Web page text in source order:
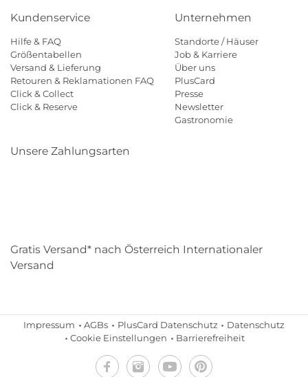
Kundenservice
Hilfe & FAQ
Größentabellen
Versand & Lieferung
Retouren & Reklamationen FAQ
Click & Collect
Click & Reserve
Unternehmen
Standorte / Häuser
Job & Karriere
Über uns
PlusCard
Presse
Newsletter
Gastronomie
Unsere Zahlungsarten
Gratis Versand* nach Österreich Internationaler
Versand
Impressum AGBs PlusCard Datenschutz
Datenschutz
Cookie Einstellungen
Barrierefreiheit